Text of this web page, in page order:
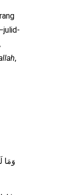
julid-
,
وَمَا